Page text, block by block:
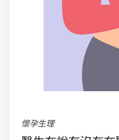
懷孕生理